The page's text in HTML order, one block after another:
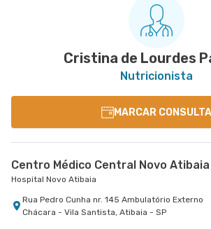
Cristina de Lourdes
Nutricionista
MARCAR CONSULTA
Centro Médico Central Novo Atibaia
Hospital Novo Atibaia
Rua Pedro Cunha nr. 145 Ambulatório Externo
Chácara - Vila Santista, Atibaia - SP